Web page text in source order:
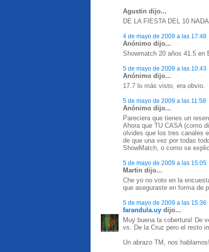
Agustin dijo...
DE LA FIESTA DEL 10
4 de mayo de 2009 a las 17:48
Anónimo dijo...
Showmatch 20 años 41.5 en
5 de mayo de 2009 a las 10:43
Anónimo dijo...
17.7 lo más visto, era obvio.
5 de mayo de 2009 a las 11:58
Anónimo dijo...
Pareciera que tienes un
Ahora que TU CASA (como
olvides que los tres canales
de que una vez por todas
ShowMatch, o como se
5 de mayo de 2009 a las 15:05
Martin dijo...
Che yo no voto en la
que aseguraste en forma de
5 de mayo de 2009 a las 15:36
farandula.uy dijo...
Muy buena la cobertura! De
vs. De la Cruz pero el resto
Un abrazo TM, nos hablamos!